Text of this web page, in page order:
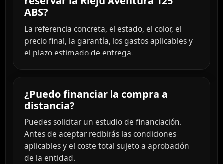
ABS?
La referencia concreta, el estado, el color, el
precio final, la garantía, los gastos aplicables y
el plazo estimado de entrega.
¿Puedo financiar la compra a
distancia?
Puedes solicitar un estudio de financiación.
Antes de aceptar recibirás las condiciones
aplicables y el coste total sujeto a aprobación
de la entidad.